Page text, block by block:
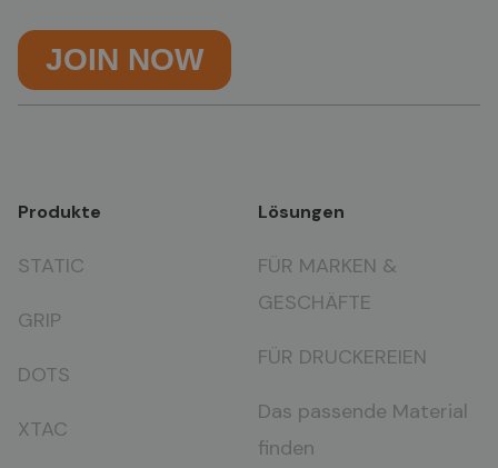
Produkte
STATIC
GRIP
DOTS
XTAC
Lösungen
FÜR MARKEN &
GESCHÄFTE
FÜR DRUCKEREIEN
Das passende Material
finden